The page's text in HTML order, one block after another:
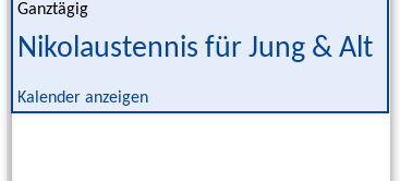
Ganztägig
Nikolaustennis für Jung & Alt
Kalender anzeigen